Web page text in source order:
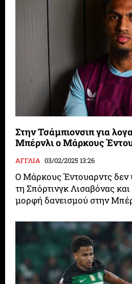
Στην Τσάμπιονσιπ για
Μπέρνλι ο Μάρκους
ΑΓΓΛΙΑ 03/02/2025 13:26
Ο Μάρκους Έντουαρντς δεν
τη Σπόρτινγκ Λισαβόνας
μορφή δανεισμού στην